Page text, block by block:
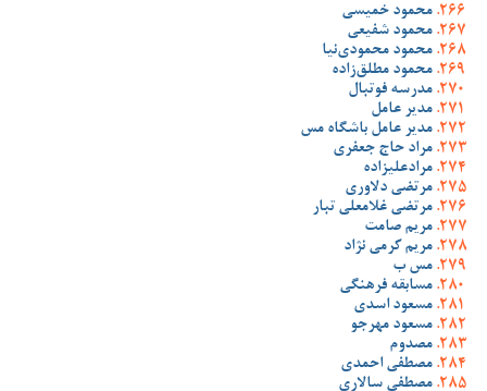
محمود خمیسی
محمود شفیعی
محمود محمودی‌نیا
محمود مطلق‌زاده
مدرسه فوتبال
مدیر عامل
مدیر عامل باشگاه مس
مراد حاج جعفری
مرادعلیزاده
مرتضی دلاوری
مرتضی غلامعلی تبار
مریم صامت
مریم کرمی نژاد
مس ب
مسابقه فرهنگی
مسعود اسدی
مسعود مهرجو
مصدوم
مصطفی احمدی
مصطفی سالاری